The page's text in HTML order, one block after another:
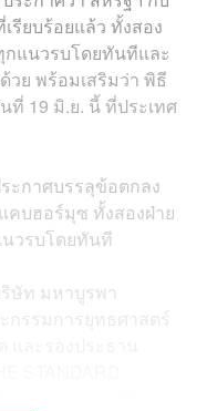
รียบร้อยแล้ว ทั้งสอง
แนวรบโดยทันทีและ
วย พร้อมเสริมว่า พิธี
ที่ 19 มิ.ย. นี้ ที่ประเทศ
ะกาศบรรลุข้อตกลง
คบฮอร์มุซ ทั้งสองฝ่าย
วรบโดยทันที
ษัท มหาบูรพา
รรมการยุทธศาสตร์